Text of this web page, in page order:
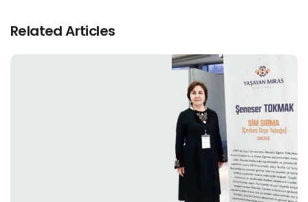
Related Articles